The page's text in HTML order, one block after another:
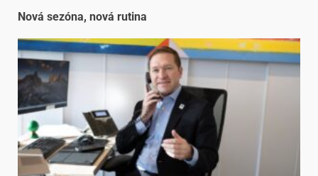
Nová sezóna, nová rutina